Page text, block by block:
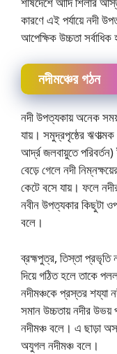
কারণে এই পর্যায়ে নদী
আপেক্ষিক উচ্চতা সর্বাধিক
নদীমঞ্চের গঠন
নদী উপত্যকায় অনেক
যায়। সমুদ্রপৃষ্ঠের
আর্দ্র জলবায়ুতে
বেড়ে গেলে নদী
কেটে বসে যায়। ফলে
নবীন উপত্যকার কিছুটা
বলে।
ব্রহ্মপুত্র, তিস্তা প্রভৃতি
দিয়ে গঠিত হলে তাকে
নদীমঞ্চকে প্রস্তর শয্যা
সমান উচ্চতায় নদীর উভয়
নদীমঞ্চ বলে। এ ছাড়া
অযুগল নদীমঞ্চ বলে।